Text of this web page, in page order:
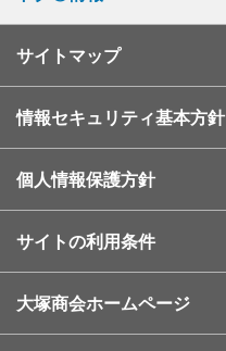
サイトマップ
情報セキュリティ基本方針
個人情報保護方針
サイトの利用条件
大塚商会ホームページ